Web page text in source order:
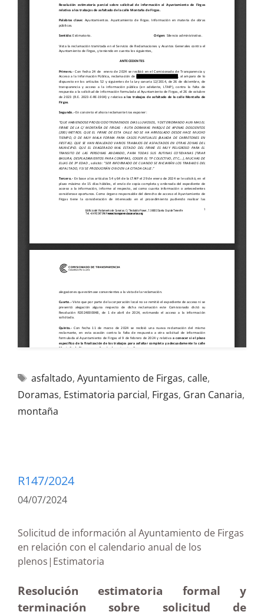
asfaltado, Ayuntamiento de Firgas, calle,
Doramas, Estimatoria parcial, Firgas, Gran Canaria,
montaña
R147/2024
04/07/2024
Solicitud de información al Ayuntamiento de Firgas
en relación con el calendario anual de los
plenos|Estimatoria
Resolución estimatoria formal y
terminación sobre solicitud de